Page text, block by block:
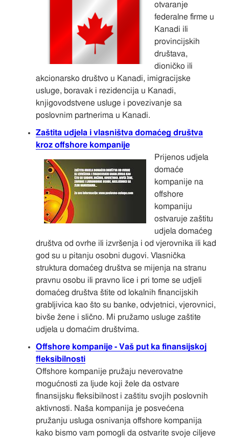
otvaranje
federalne firme u
Kanadi ili
provincijskih
društava,
dioničko ili
akcionarsko društvo u Kanadi, imigracijske
usluge, boravak i rezidencija u Kanadi,
knjigovodstvene usluge i povezivanje sa
poslovnim partnerima u Kanadi.
Zaštita udjela i vlasništva domaćeg društva
kroz offshore kompanije
Prijenos udjela
domaće
kompanije na
offshore
kompaniju
ostvaruje zaštitu
udjela domaćeg
društva od ovrhe ili izvršenja i od vjerovnika ili kad
god su u pitanju osobni dugovi. Vlasnička
struktura domaćeg društva se mijenja na stranu
pravnu osobu ili pravno lice i pri tome se udjeli
domaćeg društva štite od lokalnih financijskih
grabljivica kao što su banke, odvjetnici, vjerovnici,
bivše žene i slično. Mi pružamo usluge zaštite
udjela u domaćim društvima.
Offshore kompanije - Vaš put ka finansijskoj
fleksibilnosti
Offshore kompanije pružaju neverovatne
mogućnosti za ljude koji žele da ostvare
finansijsku fleksibilnost i zaštitu svojih poslovnih
aktivnosti. Naša kompanija je posvećena
pružanju usluga osnivanja offshore kompanija
kako bismo vam pomogli da ostvarite svoje ciljeve